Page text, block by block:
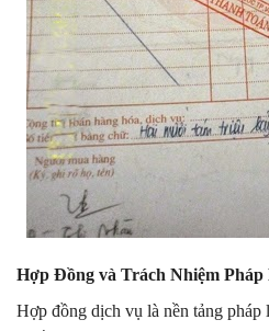
Hợp Đồng và Trách Nhiệm
Hợp đồng dịch vụ là nền tảng pháp